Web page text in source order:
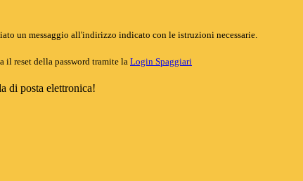
un messaggio all'indirizzo indicato con le istruzioni necessarie.
il reset della password tramite la Login Spaggiari
di posta elettronica!